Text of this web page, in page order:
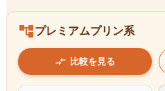
account_treeプレミアムプリン系
compare_arrows 比較を見る